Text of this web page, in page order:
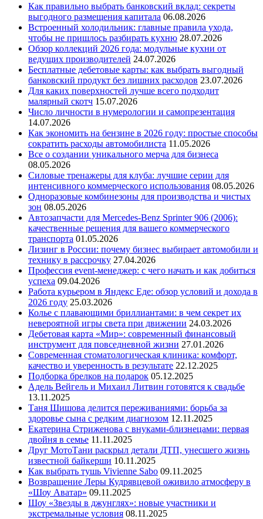
Как правильно выбрать банковский вклад: секреты
выгодного размещения капитала 06.08.2026
Встроенный холодильник: главные правила ухода,
чтобы не пришлось разбирать кухню 28.07.2026
Обзор коллекций 2026 года: модульные кухни от
ведущих производителей 24.07.2026
Бесплатные дебетовые карты: как выбрать выгодный
банковский продукт без лишних расходов 23.07.2026
Для каких поверхностей лучше всего подходит
малярный скотч 15.07.2026
Число личности в нумерологии и самопрезентация
14.07.2026
Как экономить на бензине в 2026 году: простые способы
сократить расходы автомобилиста 11.05.2026
Все о создании уникального мерча для бизнеса
08.05.2026
Силовые тренажеры для клуба: лучшие серии для
интенсивного коммерческого использования 08.05.2026
Одноразовые комбинезоны для производства и чистых
зон 08.05.2026
Автозапчасти для Mercedes-Benz Sprinter 906 (2006):
качественные решения для вашего коммерческого
транспорта 01.05.2026
Лизинг в России: почему бизнес выбирает автомобили и
технику в рассрочку 27.04.2026
Профессия event-менеджер: с чего начать и как добиться
успеха 09.04.2026
Работа курьером в Яндекс Еде: обзор условий и дохода в
2026 году 25.03.2026
Колье с плавающими бриллиантами: в чем секрет их
невероятной игры света при движении 24.03.2026
Дебетовая карта «Мир»: современный финансовый
инструмент для повседневной жизни 27.01.2026
Современная стоматологическая клиника: комфорт,
качество и уверенность в результате 22.12.2025
Подборка брелков на подарок 05.12.2025
Адель Вейгель и Михаил Литвин готовятся к свадьбе
13.11.2025
Таня Шишова делится переживаниями: борьба за
здоровье сына с редким диагнозом 12.11.2025
Екатерина Стриженова с внуками-близнецами: первая
двойня в семье 11.11.2025
Друг МотоТани раскрыл детали ДТП, унесшего жизнь
известной байкерши 10.11.2025
Как выбрать тушь Vivienne Sabo 09.11.2025
Возвращение Леры Кудрявцевой оживило атмосферу в
«Шоу Аватар» 09.11.2025
Шоу «Звезды в джунглях»: новые участники и
экстремальные условия 08.11.2025